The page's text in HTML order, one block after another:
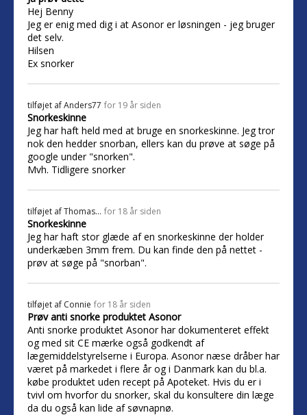
Hej Benny
Jeg er enig med dig i at Asonor er løsningen - jeg bruger
det selv.
Hilsen
Ex snorker
tilføjet afAnders77 for 19 år siden
Snorkeskinne
Jeg har haft held med at bruge en snorkeskinne. Jeg tror
nok den hedder snorban, ellers kan du prøve at søge på
google under "snorken".
Mvh. Tidligere snorker
tilføjet afThomas... for 18 år siden
Snorkeskinne
Jeg har haft stor glæde af en snorkeskinne der holder
underkæben 3mm frem. Du kan finde den på nettet -
prøv at søge på "snorban".
tilføjet af Connie for 18 år siden
Prøv anti snorke produktet Asonor
Anti snorke produktet Asonor har dokumenteret effekt
og med sit CE mærke også godkendt af
lægemiddelstyrelserne i Europa. Asonor næse dråber har
været på markedet i flere år og i Danmark kan du bl.a.
købe produktet uden recept på Apoteket. Hvis du er i
tvivl om hvorfor du snorker, skal du konsultere din læge
da du også kan lide af søvnapnø.